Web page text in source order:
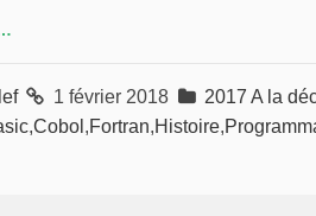
1 février 2018
2017 A la
,Cobol ,Fortran,Histoire,